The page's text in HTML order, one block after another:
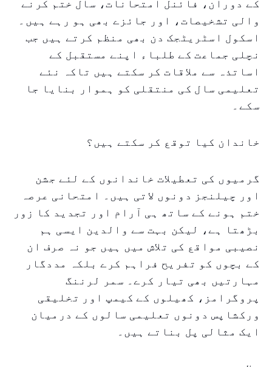
کے دوران، فائنل امتحانات، سال ختم کرنے
والی تشخیصات، اور جائزے بھی ہو رہے ہیں۔
اسکول اسٹریٹجک دن بھی منظم کرتے ہیں جب
نچلی جماعت کے طلباء اپنے مستقبل کے
اساتذہ سے ملاقات کر سکتے ہیں تاکہ نئے
تعلیمی سال کی منتقلی کو ہموار بنایا جا
سکے۔
خاندان کیا توقع کر سکتے ہیں؟
گرمیوں کی تعطیلات خاندانوں کے لئے جشن
اور چیلنجز دونوں لاتی ہیں۔ امتحانی عرصہ
ختم ہونے کے ساتھ ہی آرام اور تجدید کا زور
بڑھتا ہے، لیکن بہت سے والدین ایسی ہم
نصیبی مواقع کی تلاش میں ہیں جو نہ صرف ان
کے بچوں کو تفریح فراہم کرے بلکہ مددگار
مہارتیں بھی تیار کرے۔ سمر لرننگ
پروگرامز، کھیلوں کے کیمپ اور تخلیقی
ورکشاپس دونوں تعلیمی سالوں کے درمیان
ایک مثالی پل بناتے ہیں۔